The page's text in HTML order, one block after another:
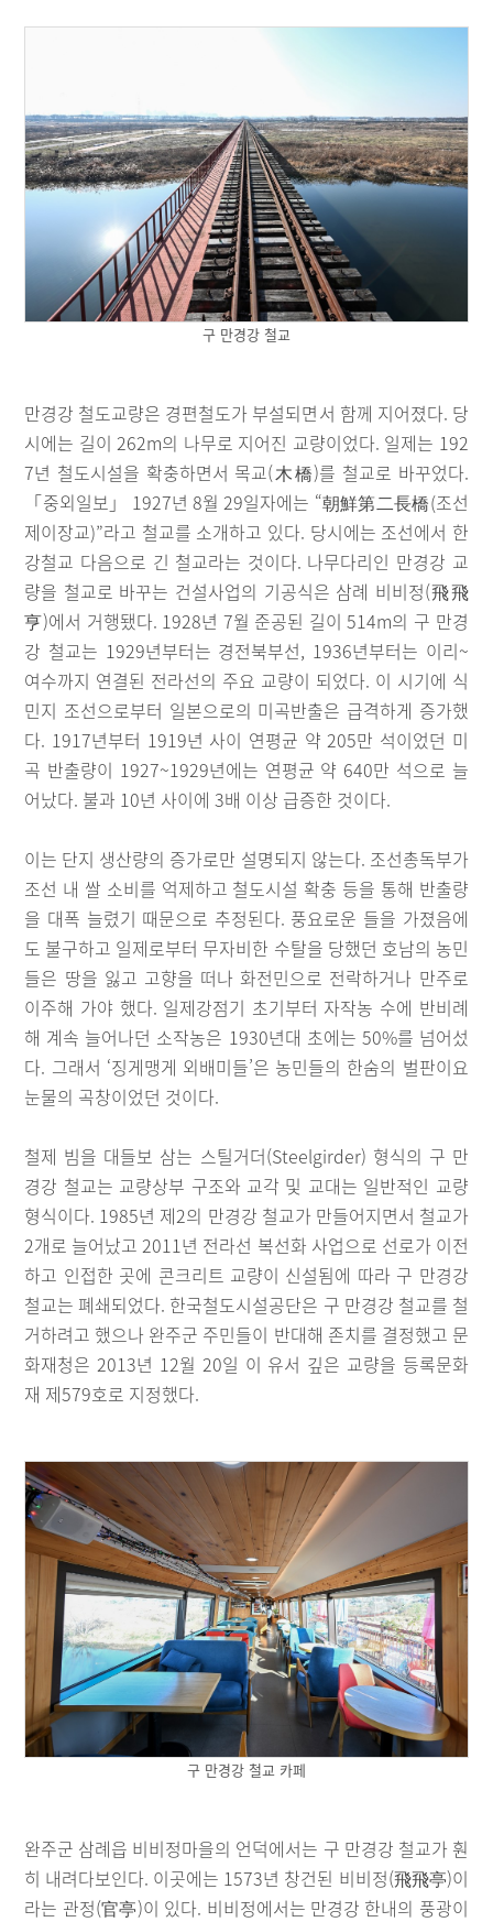
구 만경강 철교
만경강 철도교량은 경편철도가 부설되면서 함께 지어졌다. 당
시에는 길이 262m의 나무로 지어진 교량이었다. 일제는 192
7년 철도시설을 확충하면서 목교(木橋)를 철교로 바꾸었다.
「중외일보」 1927년 8월 29일자에는 “朝鮮第二長橋(조선
제이장교)”라고 철교를 소개하고 있다. 당시에는 조선에서 한
강철교 다음으로 긴 철교라는 것이다. 나무다리인 만경강 교
량을 철교로 바꾸는 건설사업의 기공식은 삼례 비비정(飛飛
亨)에서 거행됐다. 1928년 7월 준공된 길이 514m의 구 만경
강 철교는 1929년부터는 경전북부선, 1936년부터는 이리~
여수까지 연결된 전라선의 주요 교량이 되었다. 이 시기에 식
민지 조선으로부터 일본으로의 미곡반출은 급격하게 증가했
다. 1917년부터 1919년 사이 연평균 약 205만 석이었던 미
곡 반출량이 1927~1929년에는 연평균 약 640만 석으로 늘
어났다. 불과 10년 사이에 3배 이상 급증한 것이다.
이는 단지 생산량의 증가로만 설명되지 않는다. 조선총독부가
조선 내 쌀 소비를 억제하고 철도시설 확충 등을 통해 반출량
을 대폭 늘렸기 때문으로 추정된다. 풍요로운 들을 가졌음에
도 불구하고 일제로부터 무자비한 수탈을 당했던 호남의 농민
들은 땅을 잃고 고향을 떠나 화전민으로 전락하거나 만주로
이주해 가야 했다. 일제강점기 초기부터 자작농 수에 반비례
해 계속 늘어나던 소작농은 1930년대 초에는 50%를 넘어섰
다. 그래서 ‘징게맹게 외배미들’은 농민들의 한숨의 벌판이요
눈물의 곡창이었던 것이다.
철제 빔을 대들보 삼는 스틸거더(Steelgirder) 형식의 구 만
경강 철교는 교량상부 구조와 교각 및 교대는 일반적인 교량
형식이다. 1985년 제2의 만경강 철교가 만들어지면서 철교가
2개로 늘어났고 2011년 전라선 복선화 사업으로 선로가 이전
하고 인접한 곳에 콘크리트 교량이 신설됨에 따라 구 만경강
철교는 폐쇄되었다. 한국철도시설공단은 구 만경강 철교를 철
거하려고 했으나 완주군 주민들이 반대해 존치를 결정했고 문
화재청은 2013년 12월 20일 이 유서 깊은 교량을 등록문화
재 제579호로 지정했다.
구 만경강 철교 카페
완주군 삼례읍 비비정마을의 언덕에서는 구 만경강 철교가 훤
히 내려다보인다. 이곳에는 1573년 창건된 비비정(飛飛亭)이
라는 관정(官亭)이 있다. 비비정에서는 만경강 한내의 풍광이